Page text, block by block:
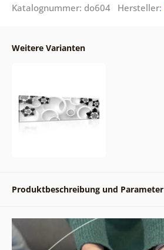
Katalognummer: do604 Hersteller:
Weitere Varianten
Produktbeschreibung und Parameter